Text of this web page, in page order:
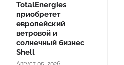
TotalEnergies
приобретет
европейский
ветровой и
солнечный бизнес
Shell
Август 05, 2026